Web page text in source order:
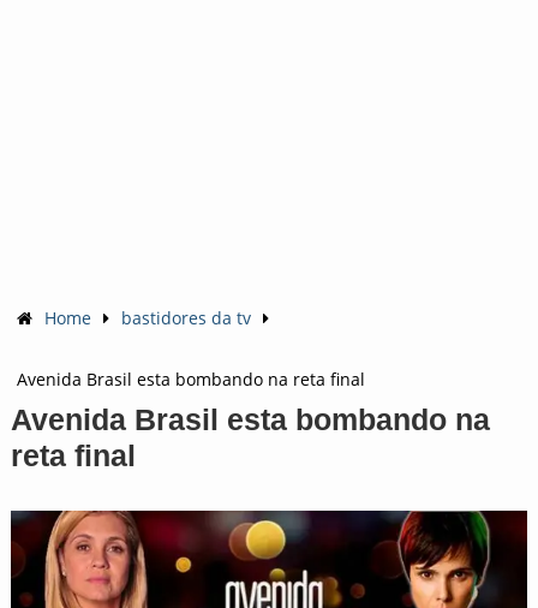
Home bastidores da tv
Avenida Brasil esta bombando na reta final
Avenida Brasil esta bombando na
reta final